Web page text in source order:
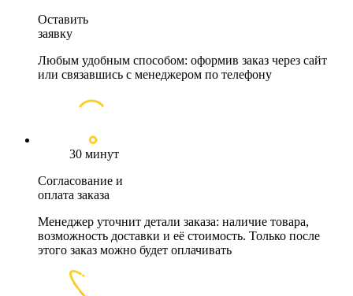
Оставить
заявку
Любым удобным способом: оформив заказ через сайт
или связавшись с менеджером по телефону
30 минут
Согласование и
оплата заказа
Менеджер уточнит детали заказа: наличие товара,
возможность доставки и её стоимость. Только после
этого заказ можно будет оплачивать